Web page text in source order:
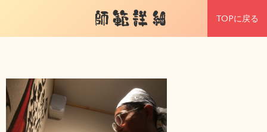
師範詳細 TOPに戻る